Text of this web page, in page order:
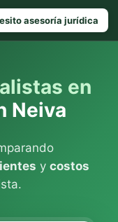
asesoría jurídica
en
Neiva
y costos